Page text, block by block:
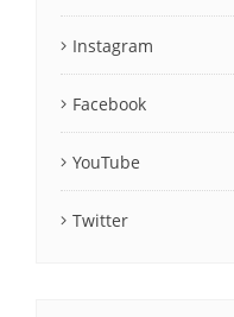
Instagram
Facebook
YouTube
Twitter